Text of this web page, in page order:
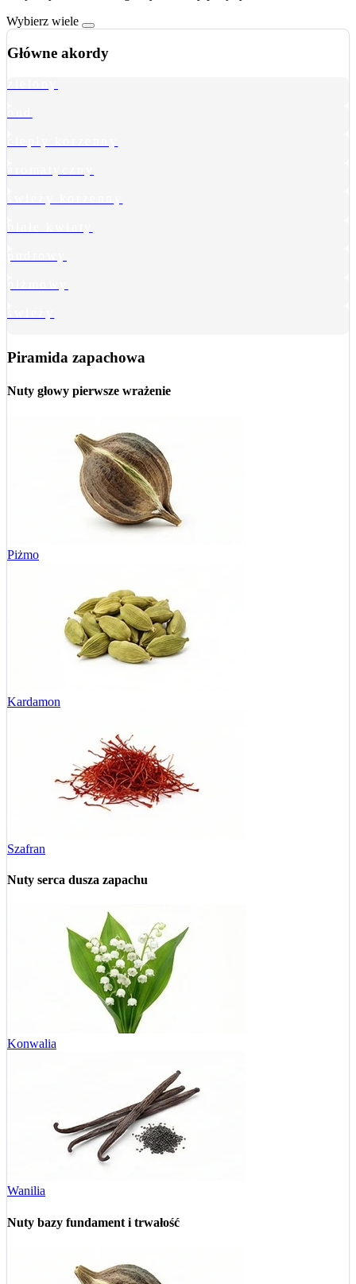
Wybierz wiele
Główne akordy
Piramida zapachowa
Nuty głowy pierwsze wrażenie
Piżmo
Kardamon
Szafran
Nuty serca dusza zapachu
Konwalia
Wanilia
Nuty bazy fundament i trwałość